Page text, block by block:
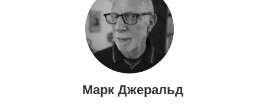
Марк Джеральд